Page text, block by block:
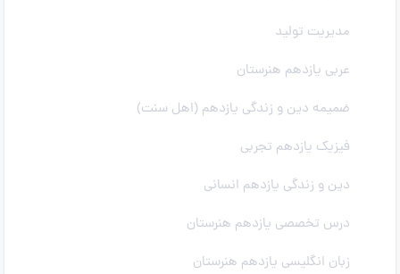
مدیریت تولید
عربی یازدهم هنرستان
ضمیمه دین و زندگی یازدهم (اهل سنت)
فیزیک یازدهم تجربی
دین و زندگی یازدهم انسانی
درس تخصصی یازدهم هنرستان
زبان انگلیسی یازدهم هنرستان